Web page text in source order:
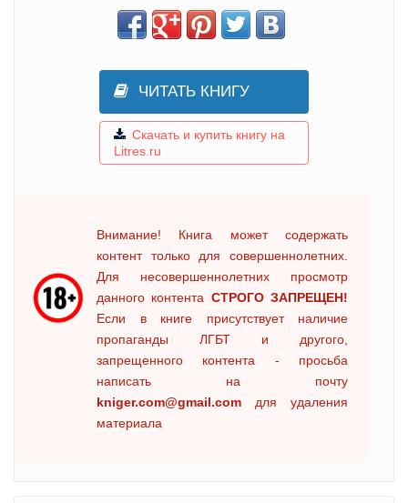
ЧИТАТЬ КНИГУ
Скачать и купить книгу на
Litres.ru
Внимание! Книга может содержать
контент только для совершеннолетних.
Для несовершеннолетних просмотр
данного контента СТРОГО ЗАПРЕЩЕН!
Если в книге присутствует наличие
пропаганды ЛГБТ и другого,
запрещенного контента - просьба
написать на почту
kniger.com@gmail.com для удаления
материала